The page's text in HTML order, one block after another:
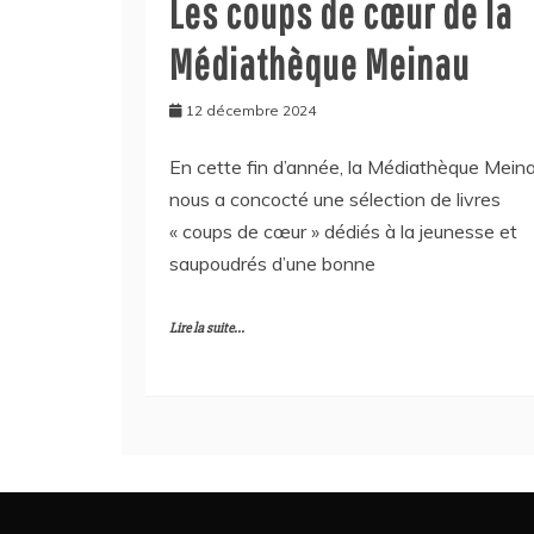
Les coups de cœur de la
Médiathèque Meinau
12 décembre 2024
En cette fin d’année, la Médiathèque
nous a concocté une sélection de livres
« coups de cœur » dédiés à la jeunesse et
saupoudrés d’une bonne
Lire la suite...